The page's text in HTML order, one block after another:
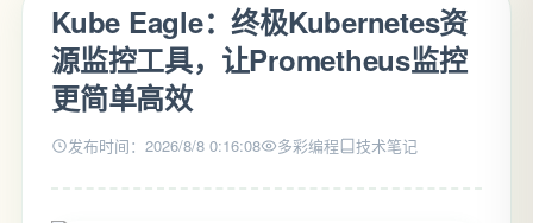
Kube Eagle：终极Kubernetes资
源监控工具，让Prometheus监控
更简单高效
发布时间：2026/8/8 0:16:08 多彩编程 技术笔记